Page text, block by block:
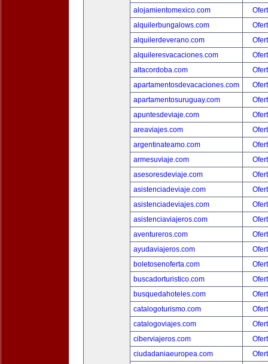
alojamientomexico.com
alquilerbungalows.com
alquilerdeverano.com
alquileresvacaciones.com
altacordoba.com
apartamentosdevacaciones.com
apartamentosuruguay.com
apuntesdeviaje.com
areaviajes.com
argentinateamo.com
armesuviaje.com
asesoresdeviaje.com
asistenciadeviaje.com
asistenciadeviajes.com
asistenciaviajeros.com
aventureros.com
ayudaviajeros.com
boletosenoferta.com
buscadorturistico.com
busquedahoteles.com
catalogoturismo.com
catalogoviajes.com
ciberviajeros.com
ciudadaniaeuropea.com